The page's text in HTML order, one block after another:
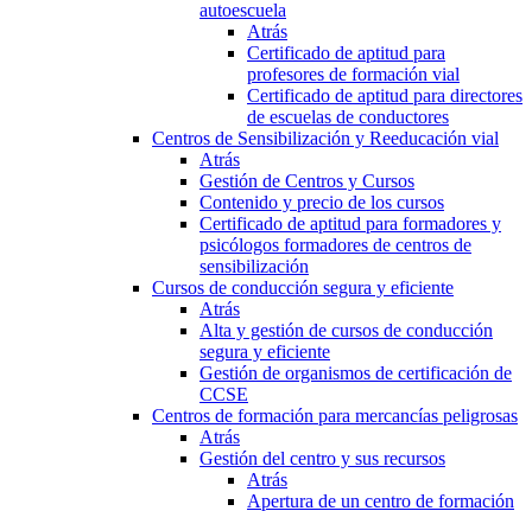
autoescuela
Atrás
Certificado de aptitud para
profesores de formación vial
Certificado de aptitud para directores
de escuelas de conductores
Centros de Sensibilización y Reeducación vial
Atrás
Gestión de Centros y Cursos
Contenido y precio de los cursos
Certificado de aptitud para formadores y
psicólogos formadores de centros de
sensibilización
Cursos de conducción segura y eficiente
Atrás
Alta y gestión de cursos de conducción
segura y eficiente
Gestión de organismos de certificación de
CCSE
Centros de formación para mercancías peligrosas
Atrás
Gestión del centro y sus recursos
Atrás
Apertura de un centro de formación